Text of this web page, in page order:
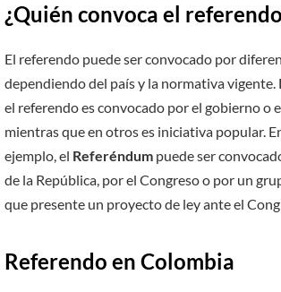
¿Quién convoca el
El referendo puede ser convocado por
dependiendo del país y la normativa vigente.
el referendo es convocado por el gobierno o
mientras que en otros es iniciativa popular.
ejemplo, el Referéndum puede ser
de la República, por el Congreso o por un
que presente un proyecto de ley ante el
Referendo en Colombia